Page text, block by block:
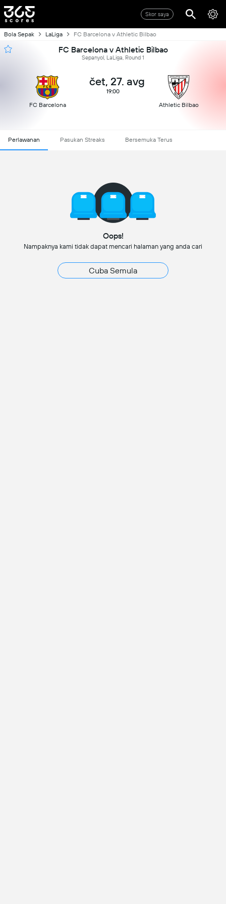
Skor saya
Bola Sepak LaLiga FC Barcelona v Athletic Bilbao
FC Barcelona v Athletic Bilbao
Sepanyol, LaLiga, Round 1
FC Barcelona
čet, 27. avg
19:00
Athletic Bilbao
Perlawanan Pasukan Streaks Bersemuka Terus
Oops!
Nampaknya kami tidak dapat mencari halaman yang anda cari
Cuba Semula